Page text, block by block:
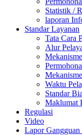
Statistik /
laporan
Standar Layanan
Tata Cara
Alur
Waktu
Standar
Maklumat
Regulasi
Video
Lapor Gangguan